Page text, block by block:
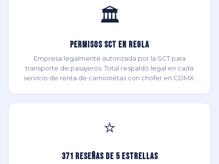
🏛️
Permisos SCT en Regla
Empresa legalmente autorizada por la SCT para
transporte de pasajeros. Total respaldo legal en cada
servicio de renta de camionetas con chofer en CDMX.
⭐
371 Reseñas de 5 Estrellas